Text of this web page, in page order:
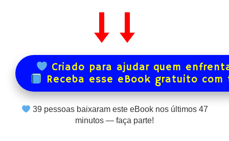
Criado para ajudar quem
Receba esse eBook gratuito
39pessoas baixaram este eBook nos últimos 47
minutos — faça parte!